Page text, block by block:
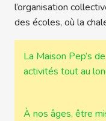
l’organisation
des écoles, où la
La Maison Pep’s
activités tout au
À nos âges, être